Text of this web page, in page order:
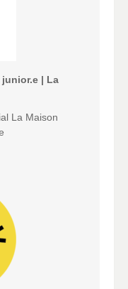
junior.e | La
La Maison